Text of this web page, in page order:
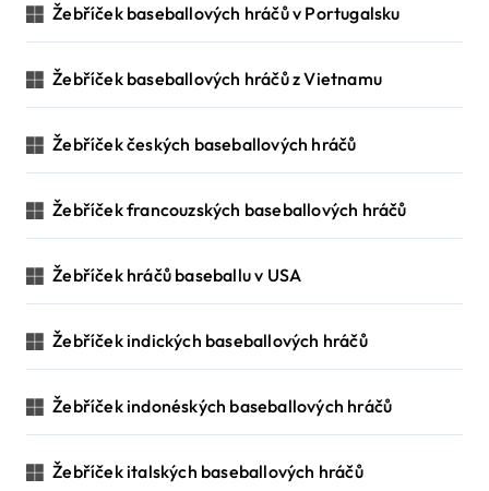
Žebříček baseballových hráčů v Portugalsku
Žebříček baseballových hráčů z Vietnamu
Žebříček českých baseballových hráčů
Žebříček francouzských baseballových hráčů
Žebříček hráčů baseballu v USA
Žebříček indických baseballových hráčů
Žebříček indonéských baseballových hráčů
Žebříček italských baseballových hráčů